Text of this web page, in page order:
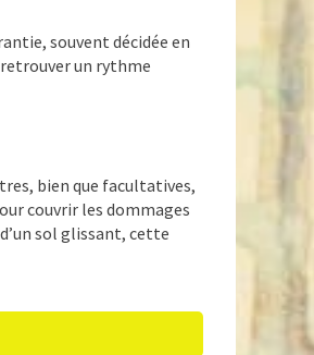
souvent décidée en
un rythme
bien que facultatives,
couvrir les dommages
sol glissant, cette